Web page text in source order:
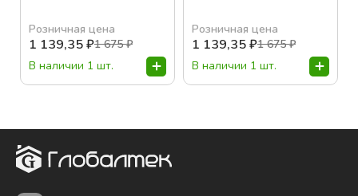
Розничная цена
1 139,35₽1 675₽
В наличии 1 шт.
Розничная цена
1 139,35₽1 675₽
В наличии 1 шт.